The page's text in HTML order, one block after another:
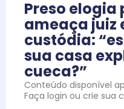
Preso elogia
ameaça juiz
custódia:
sua casa
cueca?”
Conteúdo disponível
Faça login ou crie sua